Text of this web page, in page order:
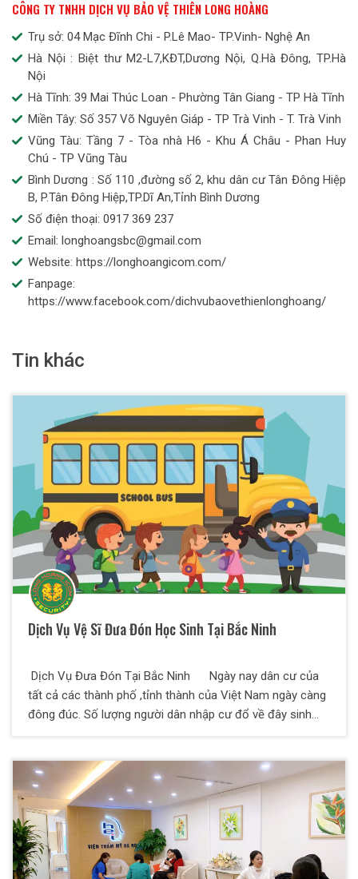
CÔNG TY TNHH DỊCH VỤ BẢO VỆ THIÊN LONG HOÀNG
Trụ sở: 04 Mạc Đĩnh Chi - P.Lê Mao- TP.Vinh- Nghệ An
Hà Nội : Biệt thư M2-L7,KĐT,Dương Nội, Q.Hà Đông, TP.Hà
Nội
Hà Tĩnh: 39 Mai Thúc Loan - Phường Tân Giang - TP Hà Tĩnh
Miền Tây: Số 357 Võ Nguyên Giáp - TP Trà Vinh - T. Trà Vinh
Vũng Tàu: Tầng 7 - Tòa nhà H6 - Khu Á Châu - Phan Huy
Chú - TP Vũng Tàu
Bình Dương : Số 110 ,đường số 2, khu dân cư Tân Đông Hiệp
B, P.Tân Đông Hiệp,TP.Dĩ An,Tỉnh Bình Dương
Số điện thoại: 0917 369 237
Email: longhoangsbc@gmail.com
Website: https://longhoangicom.com/
Fanpage:
https://www.facebook.com/dichvubaovethienlonghoang/
Tin khác
Dịch Vụ Vệ Sĩ Đưa Đón Học Sinh Tại Bắc Ninh
Dịch Vụ Đưa Đón Tại Bắc Ninh Ngày nay dân cư của
tất cả các thành phố ,tỉnh thành của Việt Nam ngày càng
đông đúc. Số lượng người dân nhập cư đổ về đây sinh
hòa giữa một số tầng lớp người dân. Tỉ lệ tội phạm vì thế
của tăng mạnh. Mà con trẻ lại là những đối tượng dễ bị
bắt hại, xâm phạm nhất. Mà hầu hết các phụ huynh, cha
mẹ thì cũng tất bật với công ăn việc làm kiếm tiền. Không
có thời gian để đi chơi cùng, đưa đón và bảo vệ an toàn
cho chúng. Họ thường quá tập trung vào việc kiếm tiền